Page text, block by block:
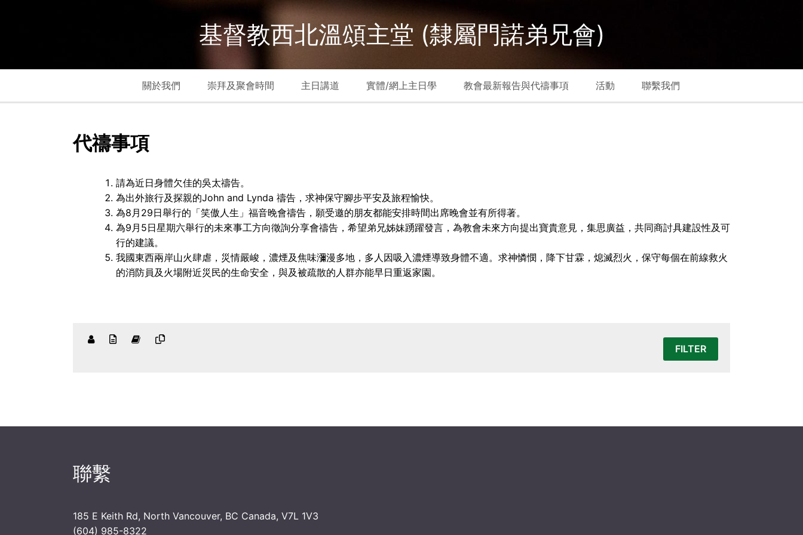
基督教西北溫頌主堂 (隸屬門諾弟兄會)
關於我們 崇拜及聚會時間 主日講道 實體/網上主日學 教會最新報告與代禱事項 活動 聯繫我們
代禱事項
請為近日身體欠佳的吳太禱告。
為出外旅行及探親的John and Lynda 禱告，求神保守腳步平安及旅程愉快。
為8月29日舉行的「笑傲人生」福音晚會禱告，願受邀的朋友都能安排時間出席晚會並有所得著。
為9月5日星期六舉行的未來事工方向徵詢分享會禱告，希望弟兄姊妹踴躍發言，為教會未來方向提出寶貴意見，集思廣益，共同商討具建設性及可
行的建議。
我國東西兩岸山火肆虐，災情嚴峻，濃煙及焦味瀰漫多地，多人因吸入濃煙導致身體不適。求神憐憫，降下甘霖，熄滅烈火，保守每個在前線救火
的消防員及火場附近災民的生命安全，與及被疏散的人群亦能早日重返家園。
聯繫
185 E Keith Rd, North Vancouver, BC Canada, V7L 1V3
(604) 985-8322